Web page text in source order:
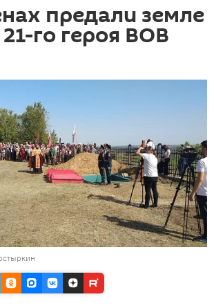
предали земле
го героя ВОВ